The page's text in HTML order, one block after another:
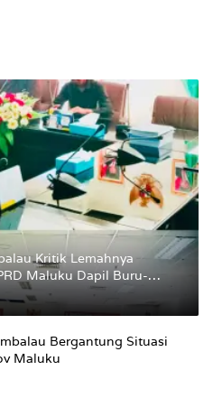
Kritik Lemahnya
Maluku Dapil Buru-
Proses Perubahan Status
Bergantung Situasi
Maluku